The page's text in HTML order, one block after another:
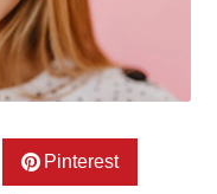
Pinterest